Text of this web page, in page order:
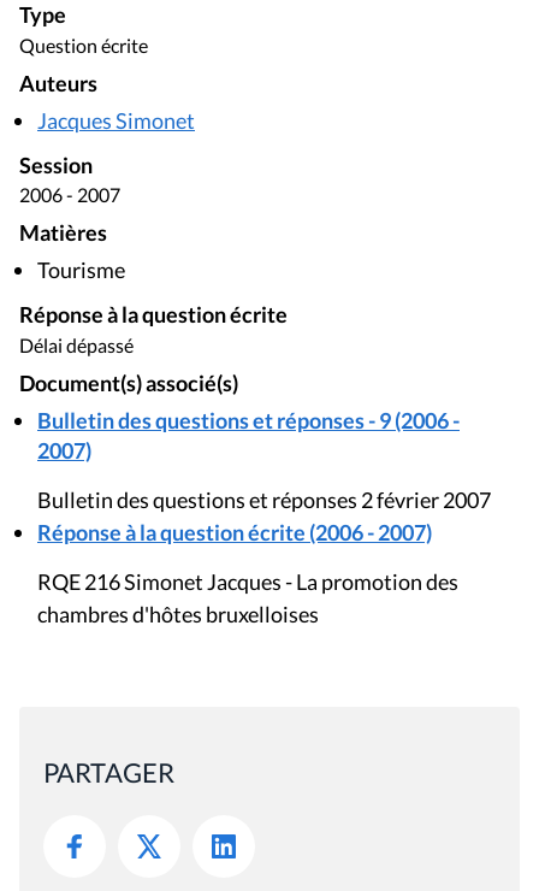
Type
Question écrite
Auteurs
Jacques Simonet
Session
2006 - 2007
Matières
Tourisme
Réponse à la question écrite
Délai dépassé
Document(s) associé(s)
Bulletin des questions et réponses - 9 (2006 -
2007)
Bulletin des questions et réponses 2 février 2007
Réponse à la question écrite (2006 - 2007)
RQE 216 Simonet Jacques - La promotion des
chambres d'hôtes bruxelloises
PARTAGER